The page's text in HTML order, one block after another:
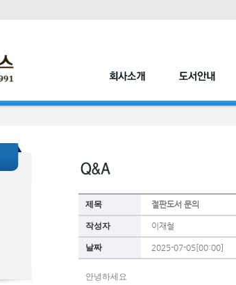
제목 절판도서 문의
작성자 이재철
날짜 2025-07-05[00:00]
안녕하세요